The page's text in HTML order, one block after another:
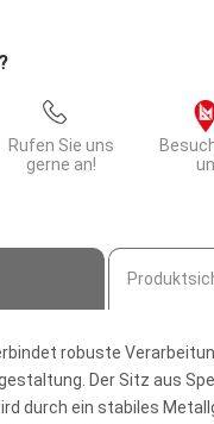
Rufen Sie uns
gerne an!
robuste
Der Sitz aus
durch ein stabiles